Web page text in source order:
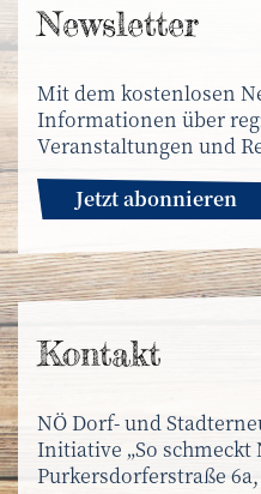
News­letter
Mit dem kostenlosen
Informationen über
Veranstaltungen und
Jetzt abonnieren
Kontakt
NÖ Dorf- und
Initiative „So schmeckt
Purkersdorferstraße